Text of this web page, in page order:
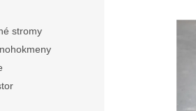
stromy